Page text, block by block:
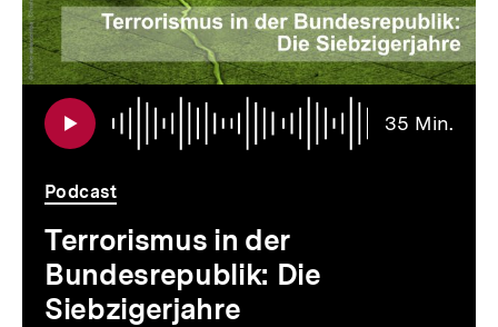
:
35 Min.
Podcast
Terrorismus in der
Bundesrepublik: Die
Siebzigerjahre